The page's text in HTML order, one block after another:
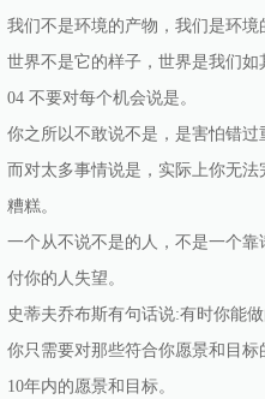
我们不是环境的产物，我们是环境
世界不是它的样子，世界是我们如
04 不要对每个机会说是。
你之所以不敢说不是，是害怕错过
而对太多事情说是，实际上你无
糟糕。
一个从不说不是的人，不是一个
付你的人失望。
史蒂夫乔布斯有句话说:有时你能
你只需要对那些符合你愿景和目
10年内的愿景和目标。